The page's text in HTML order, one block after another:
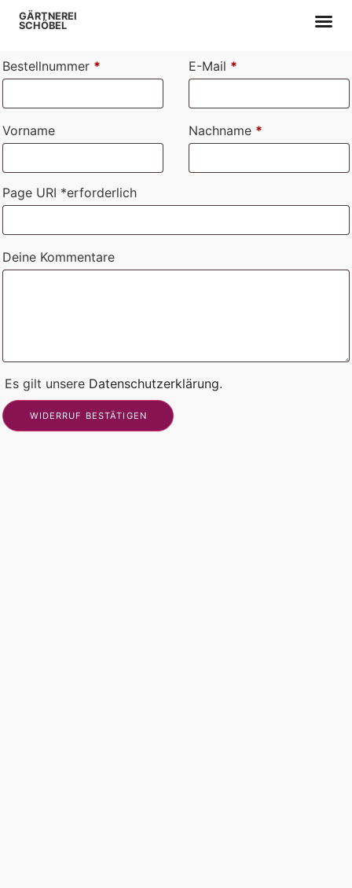
GÄRTNEREI
SCHÖBEL
Bestellnummer * E-Mail *
Vorname Nachname *
Page URI *erforderlich
Deine Kommentare
Es gilt unsere Datenschutzerklärung.
WIDERRUF BESTÄTIGEN